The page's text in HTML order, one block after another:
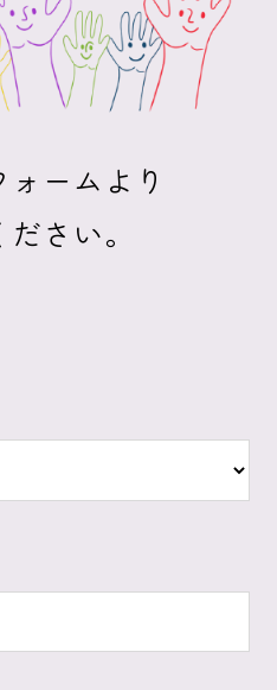
ームより
さい。